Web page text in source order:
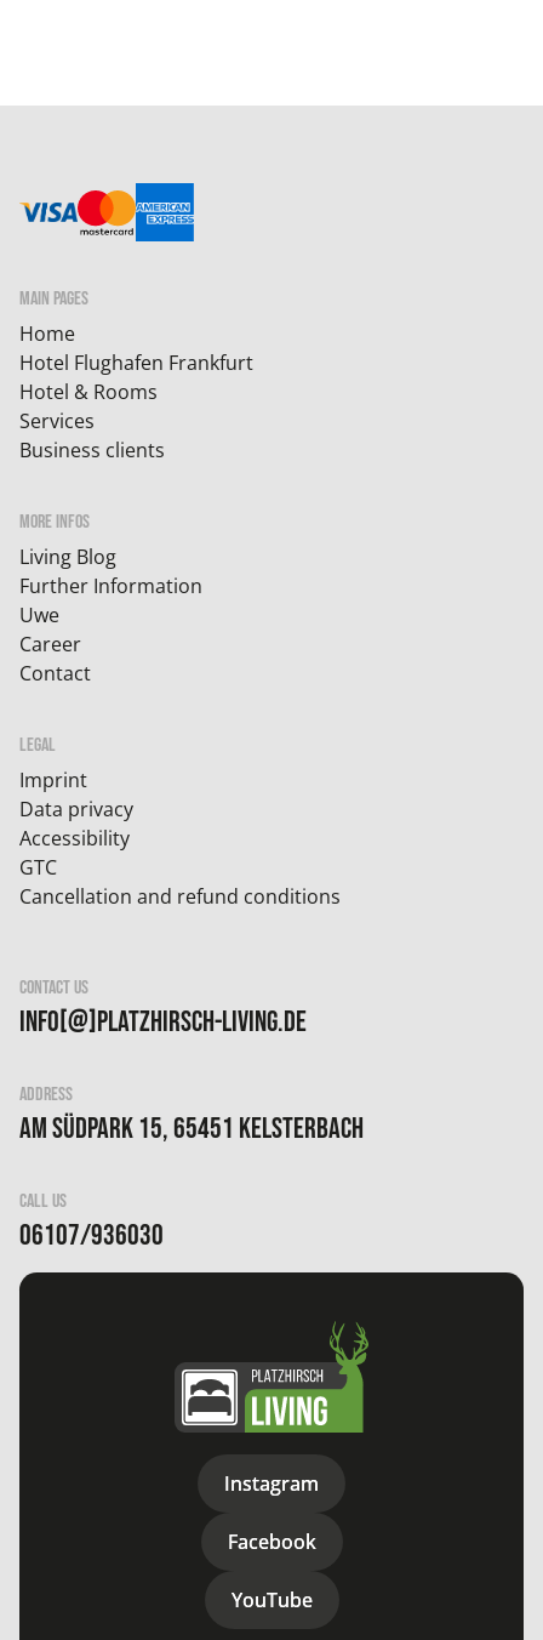
MAIN PAGES
Home
Hotel Flughafen Frankfurt
Hotel & Rooms
Services
Business clients
MORE INFOS
Living Blog
Further Information
Uwe
Career
Contact
LEGAL
Imprint
Data privacy
Accessibility
GTC
Cancellation and refund conditions
CONTACT US
info[@]platzhirsch-living.de
ADDRESS
Am Südpark 15, 65451 Kelsterbach
CALL US
06107/936030
Instagram
Instagram
Facebook
Facebook
YouTube
YouTube